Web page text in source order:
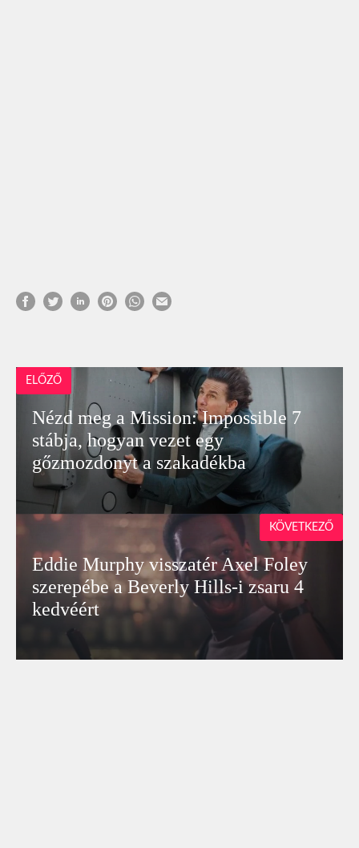
ELŐZŐ
Nézd meg a Mission: Impossible 7
stábja, hogyan vezet egy
gőzmozdonyt a szakadékba
Eddie Murphy visszatér Axel Foley
szerepébe a Beverly Hills-i zsaru 4
kedvéért
KÖVETKEZŐ